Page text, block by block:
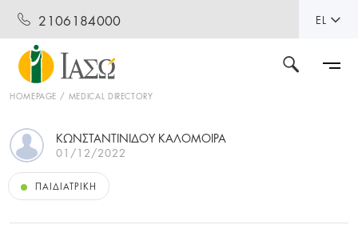
2106184000 EL
HOMEPAGE MEDICAL DIRECTORY
ΚΩΝΣΤΑΝΤΙΝΙΔΟΥ ΚΑΛΟΜΟΙΡΑ
01/12/2022
ΠΑΙΔΙΑΤΡΙΚΉ